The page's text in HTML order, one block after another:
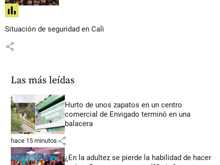
share
Situación de seguridad en Cali
share
Las más leídas
Hurto de unos zapatos en un centro
comercial de Envigado terminó en una
balacera
hace 15 minutos share
¿En la adultez se pierde la habilidad de hacer